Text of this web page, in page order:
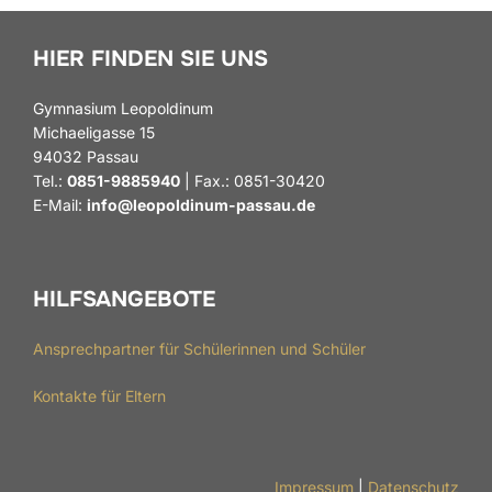
HIER FINDEN SIE UNS
Gymnasium Leopoldinum
Michaeligasse 15
94032 Passau
Tel.: 0851-9885940 | Fax.: 0851-30420
E-Mail: info@leopoldinum-passau.de
HILFSANGEBOTE
Ansprechpartner für Schülerinnen und Schüler
Kontakte für Eltern
Impressum Datenschutz